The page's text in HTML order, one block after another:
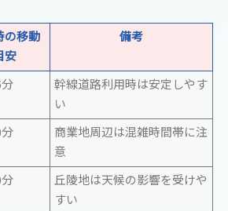
の移動
安
備考
幹線道路利用時は安定しやす
い
商業地周辺は混雑時間帯に注
意
丘陵地は天候の影響を受けや
すい